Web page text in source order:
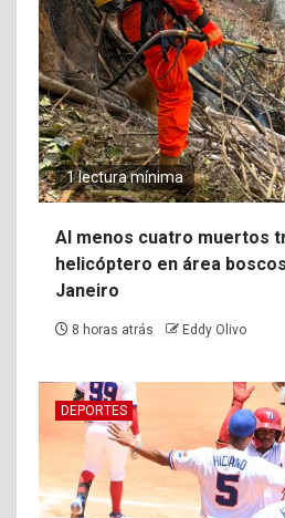
1 lectura mínima
Al menos cuatro muertos
helicóptero en área
Janeiro
8 horas atrás Eddy Olivo
DEPORTES